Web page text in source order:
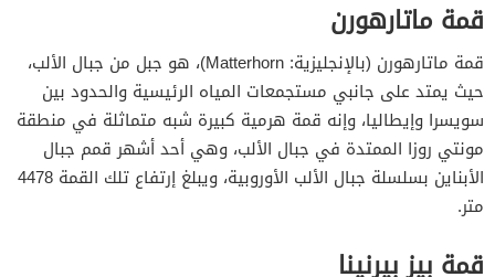
قمة ماتارهورن
قمة ماتارهورن (بالإنجليزية: Matterhorn)، هو جبل من جبال الألب،
حيث يمتد على جانبي مستجمعات المياه الرئيسية والحدود بين
سويسرا وإيطاليا، وإنه قمة هرمية كبيرة شبه متماثلة في منطقة
مونتي روزا الممتدة في جبال الألب، وهي أحد أشهر قمم جبال
الأبناين بسلسلة جبال الألب الأوروبية، ويبلغ إرتفاع تلك القمة 4478
متر.
قمة بيز بيرنينا